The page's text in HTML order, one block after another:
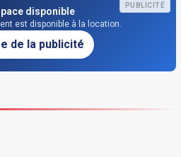
PUBLICITÉ
disponible
est disponible à la location.
de la publicité